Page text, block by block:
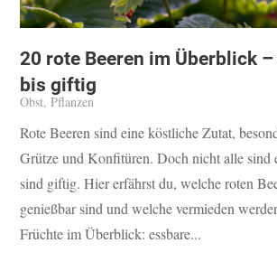
20 rote Beeren im Überblick
bis giftig
Obst,Pflanzen
Rote Beeren sind eine köstliche Zutat,
Grütze und Konfitüren. Doch nicht alle sind
sind giftig. Hier erfährst du, welche roten
genießbar sind und welche vermieden
Früchte im Überblick: essbare...